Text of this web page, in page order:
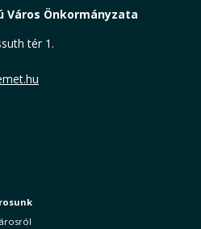
Város Önkormányzata
tér 1.